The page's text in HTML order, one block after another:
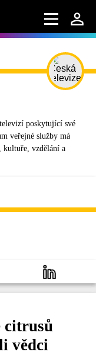
poskytující své
veřejné služby má
kultuře, vzdělání a
citrusů
vědci